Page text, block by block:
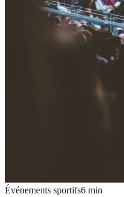
Événements sportifs6 min